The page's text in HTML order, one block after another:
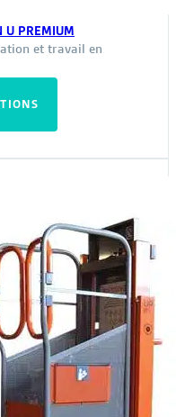
U PREMIUM
et travail en
a
plusieurs
options
peuvent
être
choisies
sur
la
page
du